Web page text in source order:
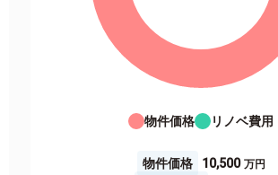
物件価格 リノベ費用
物件価格
10,500